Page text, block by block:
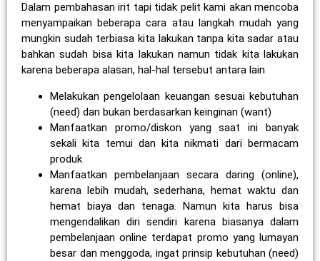
Dalam pembahasan irit tapi tidak pelit kami akan mencoba
menyampaikan beberapa cara atau langkah mudah yang
mungkin sudah terbiasa kita lakukan tanpa kita sadar atau
bahkan sudah bisa kita lakukan namun tidak kita lakukan
karena beberapa alasan, hal-hal tersebut antara lain
Melakukan pengelolaan keuangan sesuai kebutuhan
(need) dan bukan berdasarkan keinginan (want)
Manfaatkan promo/diskon yang saat ini banyak
sekali kita temui dan kita nikmati dari bermacam
produk
Manfaatkan pembelanjaan secara daring (online),
karena lebih mudah, sederhana, hemat waktu dan
hemat biaya dan tenaga. Namun kita harus bisa
mengendalikan diri sendiri karena biasanya dalam
pembelanjaan online terdapat promo yang lumayan
besar dan menggoda, ingat prinsip kebutuhan (need)